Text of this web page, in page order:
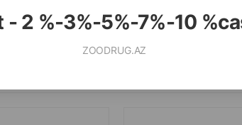
2 %-3%-5%-7%-10
ZOODRUG.AZ